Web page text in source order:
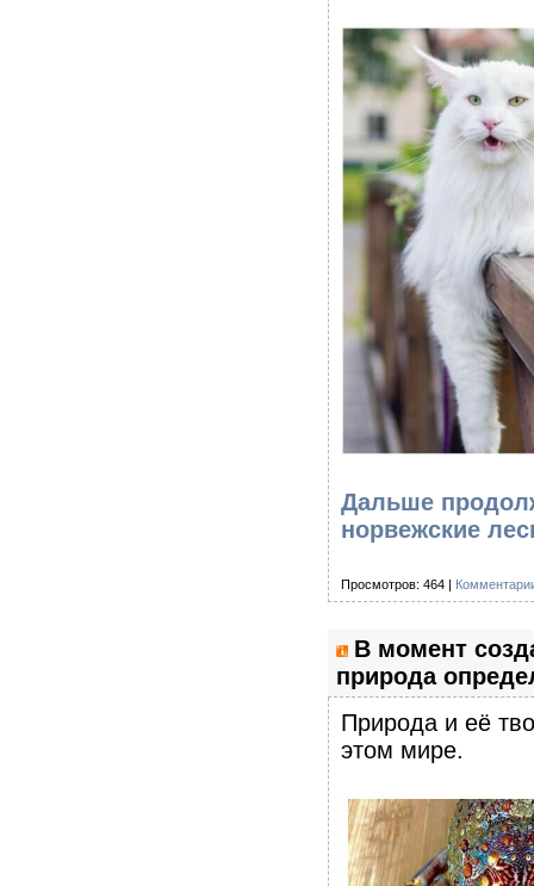
Дальше
норвежские
Просмотров: 464 |
В момент
природа
Природа и её
этом мире.